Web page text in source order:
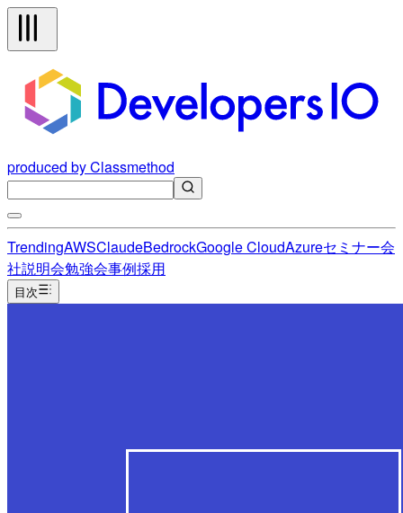
produced by Classmethod
TrendingAWSClaudeBedrockGoogle CloudAzureセミナー会
社説明会勉強会事例採用
目次